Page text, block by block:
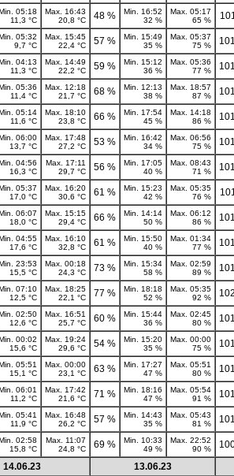
05:18
11,3 °C
Max. 16:43
20,8 °C
48 %
Min. 16:52
32 %
Max. 05:17
65 %
05:32
9,7 °C
Max. 15:45
22,4 °C
57 %
Min. 15:49
35 %
Max. 05:37
75 %
04:13
11,3 °C
Max. 14:49
22,2 °C
59 %
Min. 15:12
36 %
Max. 05:36
77 %
05:36
11,4 °C
Max. 12:18
21,7 °C
68 %
Min. 12:13
38 %
Max. 18:57
87 %
05:14
11,6 °C
Max. 18:10
23,8 °C
66 %
Min. 17:54
45 %
Max. 14:18
86 %
06:00
13,7 °C
Max. 17:48
27,2 °C
53 %
Min. 16:42
34 %
Max. 06:56
75 %
04:56
16,3 °C
Max. 17:11
29,7 °C
56 %
Min. 17:05
40 %
Max. 08:43
71 %
05:37
17,0 °C
Max. 16:20
30,6 °C
61 %
Min. 15:23
42 %
Max. 05:35
76 %
06:07
18,0 °C
Max. 15:15
29,4 °C
66 %
Min. 14:14
50 %
Max. 06:12
86 %
04:55
17,6 °C
Max. 16:10
32,8 °C
61 %
Min. 15:50
40 %
Max. 01:34
77 %
23:53
15,5 °C
Max. 00:18
24,3 °C
73 %
Min. 15:34
58 %
Max. 02:59
89 %
07:10
12,5 °C
Max. 18:25
22,1 °C
77 %
Min. 18:18
52 %
Max. 05:35
92 %
02:50
12,6 °C
Max. 16:51
25,7 °C
60 %
Min. 15:44
36 %
Max. 02:45
80 %
00:02
15,6 °C
Max. 19:24
29,6 °C
54 %
Min. 15:20
35 %
Max. 00:00
75 %
05:51
15,1 °C
Max. 00:00
23,1 °C
63 %
Min. 17:27
47 %
Max. 05:51
80 %
06:01
11,2 °C
Max. 17:42
21,6 °C
71 %
Min. 18:16
47 %
Max. 05:54
91 %
05:41
11,9 °C
Max. 16:48
26,2 °C
57 %
Min. 14:43
35 %
Max. 05:43
81 %
02:58
15,8 °C
Max. 11:07
24,8 °C
69 %
Min. 10:33
49 %
Max. 22:52
90 %
14.06.23
13.06.23